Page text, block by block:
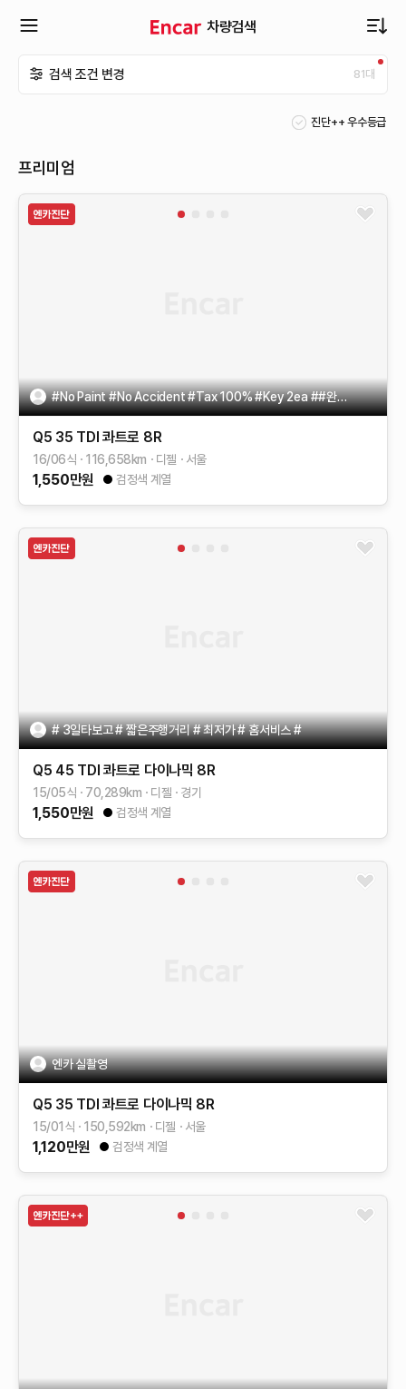
차량검색
뉴
검색 조건 변경 81대
진단++ 우수등급
프리미엄
#No Paint #No Accident #Tax 100% #Key 2ea ##완전 무사고
Q5 35 TDI 콰트로 8R
16/06식 116,658km 디젤 서울
1,550만원 검정색 계열
# 3일타보고 # 짧은주행거리 # 최저가 # 홈서비스 #
Q5 45 TDI 콰트로 다이나믹 8R
15/05식 70,289km 디젤 경기
1,550만원 검정색 계열
엔카 실촬영
Q5 35 TDI 콰트로 다이나믹 8R
15/01식 150,592km 디젤 서울
1,120만원 검정색 계열